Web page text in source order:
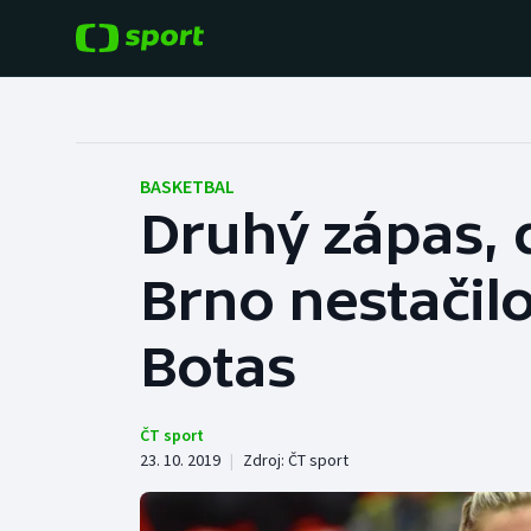
Hokej
Tenis
Atletika
Baseball a softbal
Basketbal
BASKETBAL
Druhý zápas,
Brno
Botas
ČT sport
23. 10. 2019 | Zdroj: ČT sport